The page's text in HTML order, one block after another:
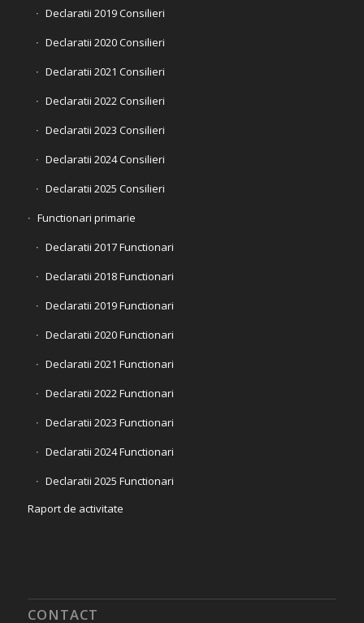
Declaratii 2019 Consilieri
Declaratii 2020 Consilieri
Declaratii 2021 Consilieri
Declaratii 2022 Consilieri
Declaratii 2023 Consilieri
Declaratii 2024 Consilieri
Declaratii 2025 Consilieri
Functionari primarie
Declaratii 2017 Functionari
Declaratii 2018 Functionari
Declaratii 2019 Functionari
Declaratii 2020 Functionari
Declaratii 2021 Functionari
Declaratii 2022 Functionari
Declaratii 2023 Functionari
Declaratii 2024 Functionari
Declaratii 2025 Functionari
Raport de activitate
CONTACT